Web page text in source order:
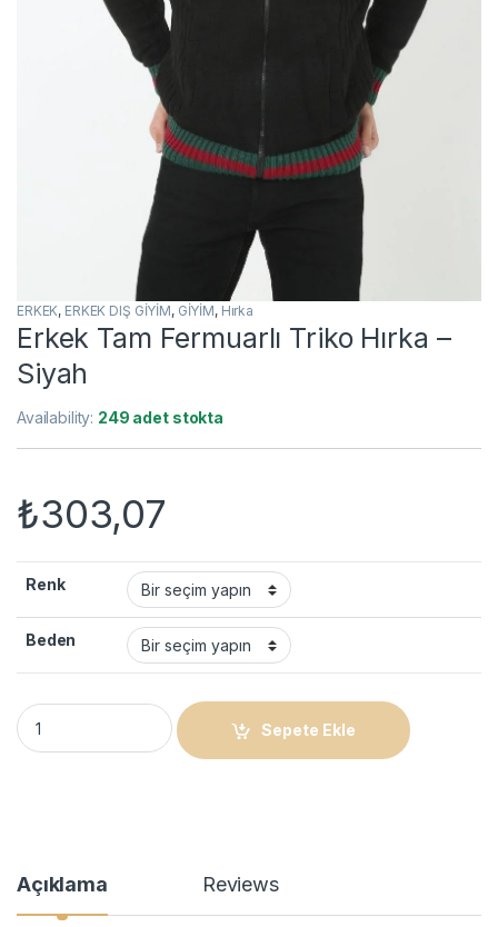
ERKEK, ERKEK DIŞ GİYİM, GİYİM, Hırka
Erkek Tam Fermuarlı Triko Hırka –
Siyah
Availability: 249 adet stokta
₺303,07
Renk
Beden
Erkek Tam Fermuarlı Triko Hırka - Siyah quantity
Sepete Ekle
Açıklama Reviews